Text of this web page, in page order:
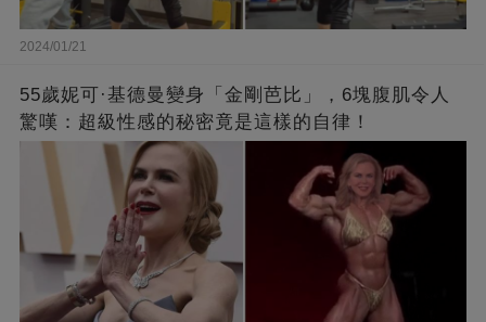
2024/01/21
55歲妮可·基德曼變身「金剛芭比」，6塊腹肌令人
驚嘆：超級性感的秘密竟是這樣的自律！